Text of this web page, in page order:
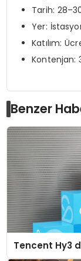
Tarih:
Yer:
Katılım:
Kontenjan:
Benzer
Tencent Hy3